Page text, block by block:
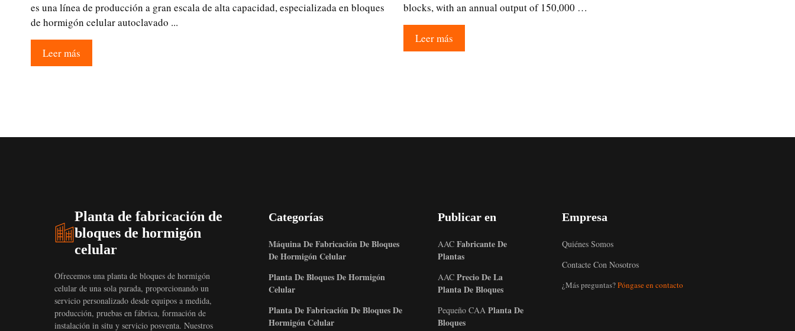
es una línea de producción a gran escala de alta capacidad, especializada en bloques
de hormigón celular autoclavado ...
Leer más
blocks, with an annual output of 150,000 …
Leer más
Planta de fabricación de
bloques de hormigón
celular
Ofrecemos una planta de bloques de hormigón
celular de una sola parada, proporcionando un
servicio personalizado desde equipos a medida,
producción, pruebas en fábrica, formación de
instalación in situ y servicio posventa. Nuestros
Categorías
Máquina De Fabricación De Bloques
De Hormigón Celular
Planta De Bloques De Hormigón
Celular
Planta De Fabricación De Bloques De
Hormigón Celular
Publicar en
AACFabricante De
Plantas
AACPrecio De La
Planta De Bloques
Pequeño CAAPlanta De
Bloques
Empresa
Quiénes Somos
Contacte Con Nosotros
¿Más preguntas?Póngase en contacto